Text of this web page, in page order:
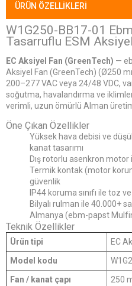
ÜRÜN ÖZELLIKLERI
W1G250-BB17-01
Tasarruflu ESM
EC Aksiyel Fan (GreenTech) —
Aksiyel Fan (GreenTech) (Ø250
200–277 VAC veya 24/48 VDC,
soğutma, havalandırma ve
verimli, uzun ömürlü Alman
Öne Çıkan Özellikler
Yüksek hava debisi ve
kanat tasarımı
Dış rotorlu asenkron
Termik kontak (motor
güvenlik
IP44 koruma sınıfı ile toz
Bilyalı rulman ile 40.000+
Almanya (ebm-papst
Teknik Özellikler
Ürün tipi
EC
Model kodu
Fan / kanat çapı
250